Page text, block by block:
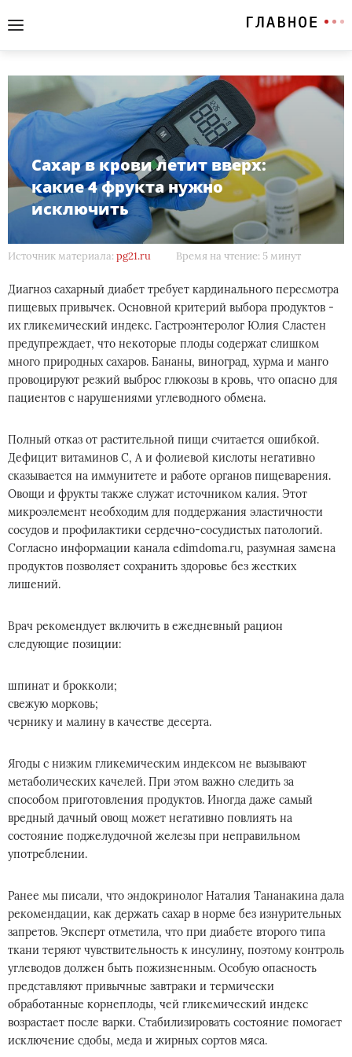
Сахар в крови летит вверх:
какие 4 фрукта нужно
исключить
Источник материала: pg21.ru Время на чтение: 5 минут
Диагноз сахарный диабет требует кардинального пересмотра
пищевых привычек. Основной критерий выбора продуктов -
их гликемический индекс. Гастроэнтеролог Юлия Сластен
предупреждает, что некоторые плоды содержат слишком
много природных сахаров. Бананы, виноград, хурма и манго
провоцируют резкий выброс глюкозы в кровь, что опасно для
пациентов с нарушениями углеводного обмена.
Полный отказ от растительной пищи считается ошибкой.
Дефицит витаминов С, А и фолиевой кислоты негативно
сказывается на иммунитете и работе органов пищеварения.
Овощи и фрукты также служат источником калия. Этот
микроэлемент необходим для поддержания эластичности
сосудов и профилактики сердечно-сосудистых патологий.
Согласно информации канала edimdoma.ru, разумная замена
продуктов позволяет сохранить здоровье без жестких
лишений.
Врач рекомендует включить в ежедневный рацион
следующие позиции:
шпинат и брокколи;
свежую морковь;
чернику и малину в качестве десерта.
Ягоды с низким гликемическим индексом не вызывают
метаболических качелей. При этом важно следить за
способом приготовления продуктов. Иногда даже самый
вредный дачный овощ может негативно повлиять на
состояние поджелудочной железы при неправильном
употреблении.
Ранее мы писали, что эндокринолог Наталия Тананакина дала
рекомендации, как держать сахар в норме без изнурительных
запретов. Эксперт отметила, что при диабете второго типа
ткани теряют чувствительность к инсулину, поэтому контроль
углеводов должен быть пожизненным. Особую опасность
представляют привычные завтраки и термически
обработанные корнеплоды, чей гликемический индекс
возрастает после варки. Стабилизировать состояние помогает
исключение сдобы, меда и жирных сортов мяса.